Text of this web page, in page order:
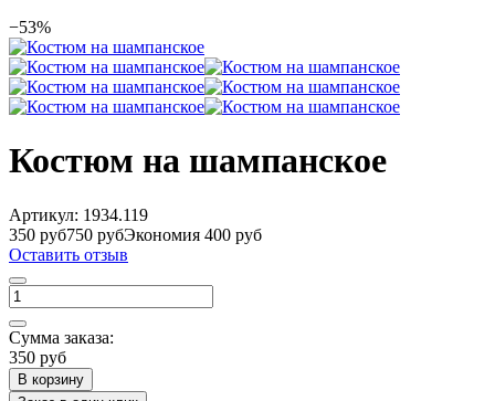
−53%
Костюм на шампанское
Артикул: 1934.119
350 руб750 рубЭкономия 400 руб
Оставить отзыв
Сумма заказа:
350 руб
В корзину